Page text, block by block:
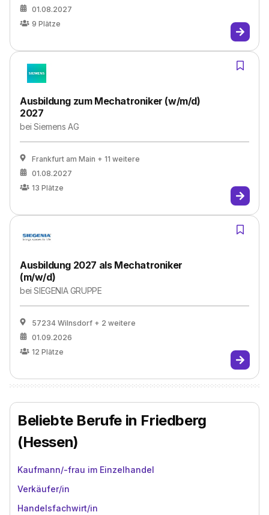
01.08.2027
9 Plätze
Ausbildung zum Mechatroniker (w/m/d)
2027
beiSiemens AG
Frankfurt am Main + 11 weitere
01.08.2027
13 Plätze
Ausbildung 2027 als Mechatroniker
(m/w/d)
beiSIEGENIA GRUPPE
57234 Wilnsdorf + 2 weitere
01.09.2026
12 Plätze
Beliebte Berufe in Friedberg
(Hessen)
Kaufmann/-frau im Einzelhandel
Verkäufer/in
Handelsfachwirt/in